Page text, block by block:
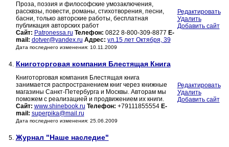
Проза, поэзия и философские умозаключения,
рассквзы, повести, романы, стихотворения, песни,
басни, только авторские работы, бесплатная
публикация авторских работ
Сайт: Patronessa.ru Телефон: 0822 8-800-309-8877 E-
mail: dotver@yandex.ru Адрес: ул.15 лет Октября, 39
Дата последнего изменения: 10.11.2009
Редактировать
Удалить
Добавить сайт
4. Книготорговая компания Блестящая Книга
Книготорговая компания Блестящая книга
занимается распространением книг через книжные
магазины Санкт-Петербурга и Москвы. Авторам мы
поможем с реализацией и продвижением их книги.
Сайт: www.shinebook.ru Телефон: +79111855554 E-
mail: superpika@mail.ru
Дата последнего изменения: 25.06.2009
Редактировать
Удалить
Добавить сайт
5. Журнал "Наше наследие"